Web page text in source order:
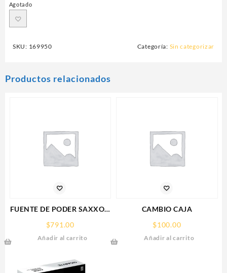
Agotado
SKU: 169950 Categoría: Sin categorizar
Productos relacionados
FUENTE DE PODER SAXXON
REGULADA,12V,10
AMPERES,DISTRIBUIDOR
$791.00
Añadir al carrito
CAMBIO CAJA
$100.00
Añadir al carrito